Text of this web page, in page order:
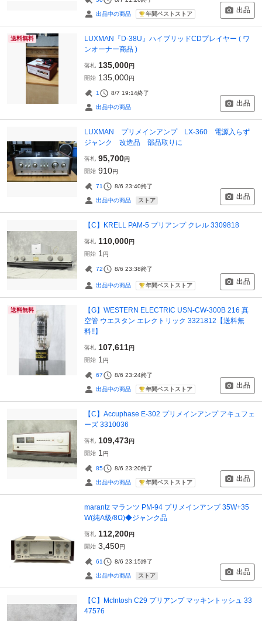
出品中の商品 年間ベストストア 出品
送料無料
LUXMAN『D-38U』ハイブリッドCDプレイヤー ( ワ
ンオーナー商品 )
落札 135,000円
開始 135,000円
1 8/7 19:14終了
出品中の商品 出品
LUXMAN プリメインアンプ LX-360 電源入らず
ジャンク 改造品 部品取りに
落札 95,700円
開始 910円
71 8/6 23:40終了
出品中の商品 ストア 出品
【C】KRELL PAM-5 プリアンプ クレル 3309818
落札 110,000円
開始 1 円
72 8/6 23:38終了
出品中の商品 年間ベストストア 出品
送料無料
【G】WESTERN ELECTRIC USN-CW-300B 216 真
空管 ウエスタン エレクトリック 3321812【送料無
料!!】
落札 107,611円
開始 1 円
67 8/6 23:24終了
出品中の商品 年間ベストストア 出品
【C】Accuphase E-302 プリメインアンプ アキュフェ
ーズ 3310036
落札 109,473円
開始 1 円
85 8/6 23:20終了
出品中の商品 年間ベストストア 出品
marantz マランツ PM-94 プリメインアンプ 35W+35
W(純A級/8Ω)◆ジャンク品
落札 112,200円
開始 3,450円
61 8/6 23:15終了
出品中の商品 ストア 出品
【C】McIntosh C29 プリアンプ マッキントッシュ 33
47576